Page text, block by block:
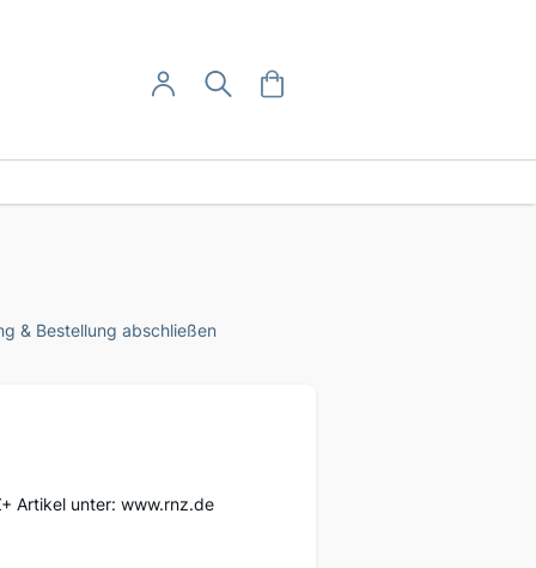
User-Menü
Anmelden
& Bestellung abschließen
Artikel unter: www.rnz.de